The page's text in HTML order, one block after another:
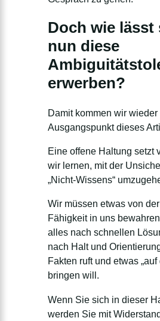
Doch wie lässt
nun diese
erwerben?
Damit kommen wir wieder
Ausgangspunkt dieses
Eine offene Haltung setzt
wir lernen, mit der
„Nicht-Wissens“
Wir müssen etwas von
Fähigkeit in uns
alles nach schnellen
nach Halt und
Fakten ruft und etwas „auf
bringen will.
Wenn Sie sich in dieser
werden Sie mit